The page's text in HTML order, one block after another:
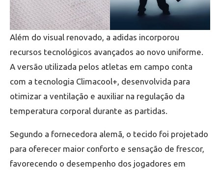
Além do visual renovado, a adidas incorporou
recursos tecnológicos avançados ao novo uniforme.
A versão utilizada pelos atletas em campo conta
com a tecnologia Climacool+, desenvolvida para
otimizar a ventilação e auxiliar na regulação da
temperatura corporal durante as partidas.
Segundo a fornecedora alemã, o tecido foi projetado
para oferecer maior conforto e sensação de frescor,
favorecendo o desempenho dos jogadores em